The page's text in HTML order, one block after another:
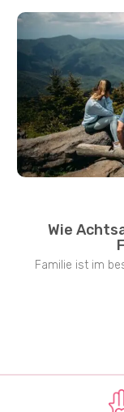
Wie
Familie ist im